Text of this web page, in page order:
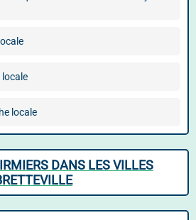
locale
locale
DANS LES VILLES